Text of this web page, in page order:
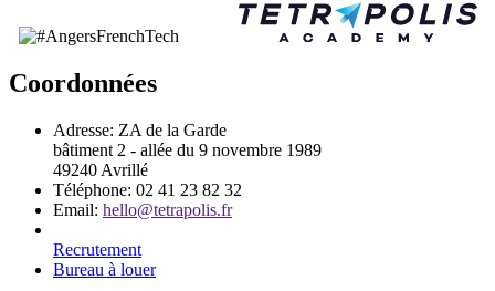
Coordonnées
Adresse: ZA de la Garde
bâtiment 2 - allée du 9 novembre 1989
49240 Avrillé
Téléphone: 02 41 23 82 32
Email: hello@tetrapolis.fr
Recrutement
Bureau à louer